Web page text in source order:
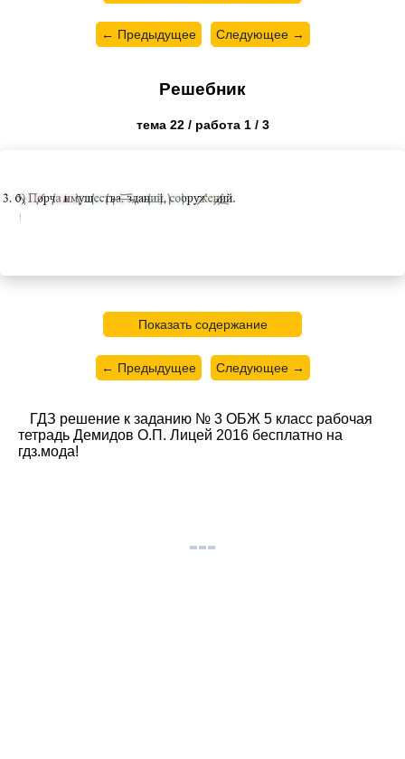
← Предыдущее Следующее →
Решебник
тема 22 / работа 1 / 3
Показать содержание
← Предыдущее Следующее →
ГДЗ решение к заданию № 3 ОБЖ 5 класс рабочая
тетрадь Демидов О.П. Лицей 2016 бесплатно на
гдз.мода!